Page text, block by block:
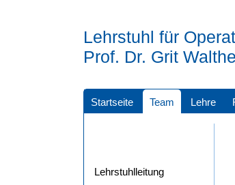
Lehrstuhl für
Prof. Dr. Grit
Startseite Team Lehre
Lehrstuhlleitung